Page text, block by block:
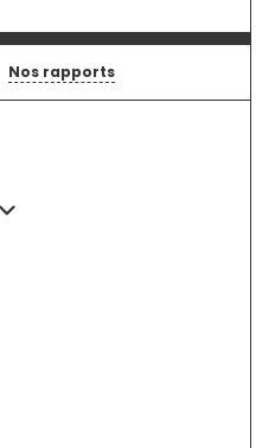
Nos rapports